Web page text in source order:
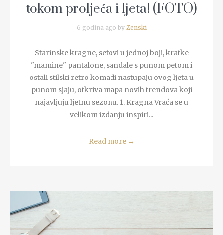
tokom proljeća i ljeta! (FOTO)
6 godina ago by Zenski
Starinske kragne, setovi u jednoj boji, kratke
"mamine" pantalone, sandale s punom petom i
ostali stilski retro komadi nastupaju ovog ljeta u
punom sjaju, otkriva mapa novih trendova koji
najavljuju ljetnu sezonu. 1. Kragna Vraća se u
velikom izdanju inspiri...
Read more →